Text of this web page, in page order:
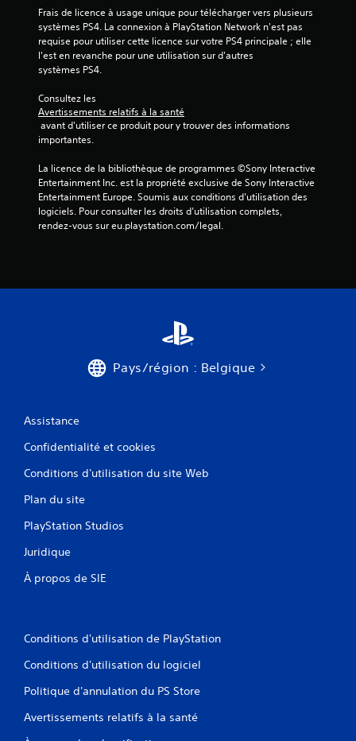
Frais de licence à usage unique pour télécharger vers plusieurs
systèmes PS4. La connexion à PlayStation Network n'est pas
requise pour utiliser cette licence sur votre PS4 principale ; elle
l'est en revanche pour une utilisation sur d'autres
systèmes PS4.
Consultez les
Avertissements relatifs à la santé
importantes.
La licence de la bibliothèque de programmes ©Sony Interactive
Entertainment Inc. est la propriété exclusive de Sony Interactive
Entertainment Europe. Soumis aux conditions d’utilisation des
logiciels. Pour consulter les droits d’utilisation complets,
rendez-vous sur eu.playstation.com/legal.
Pays/région : Belgique
Assistance
Confidentialité et cookies
Conditions d'utilisation du site Web
Plan du site
PlayStation Studios
Juridique
À propos de SIE
Conditions d'utilisation de PlayStation
Conditions d'utilisation du logiciel
Politique d'annulation du PS Store
Avertissements relatifs à la santé